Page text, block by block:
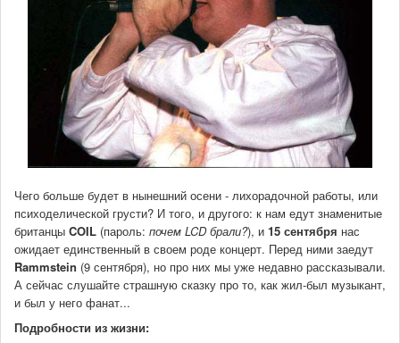
Чего больше будет в нынешний осени - лихорадочной работы, или
психоделической грусти? И того, и другого: к нам едут знаменитые
британцы COIL (пароль: почем LCD брали?), и 15 сентября нас
ожидает единственный в своем роде концерт. Перед ними заедут
Rammstein (9 сентября), но про них мы уже недавно рассказывали.
А сейчас слушайте страшную сказку про то, как жил-был музыкант,
и был у него фанат...
Подробности из жизни: